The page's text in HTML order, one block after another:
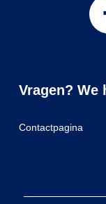
Vragen? We
Contactpagina